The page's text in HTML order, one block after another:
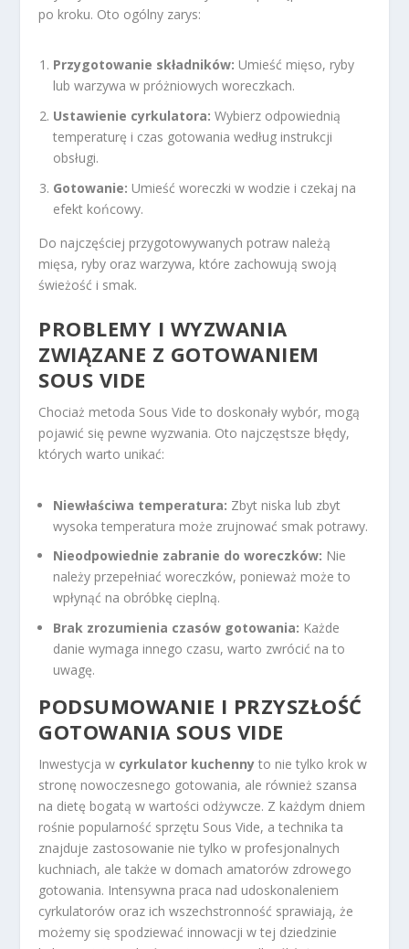
po kroku. Oto ogólny zarys:
Przygotowanie składników: Umieść mięso, ryby
lub warzywa w próżniowych woreczkach.
Ustawienie cyrkulatora: Wybierz odpowiednią
temperaturę i czas gotowania według instrukcji
obsługi.
Gotowanie: Umieść woreczki w wodzie i czekaj na
efekt końcowy.
Do najczęściej przygotowywanych potraw należą
mięsa, ryby oraz warzywa, które zachowują swoją
świeżość i smak.
PROBLEMY I WYZWANIA
ZWIĄZANE Z GOTOWANIEM
SOUS VIDE
Chociaż metoda Sous Vide to doskonały wybór, mogą
pojawić się pewne wyzwania. Oto najczęstsze błędy,
których warto unikać:
Niewłaściwa temperatura: Zbyt niska lub zbyt
wysoka temperatura może zrujnować smak potrawy.
Nieodpowiednie zabranie do woreczków: Nie
należy przepełniać woreczków, ponieważ może to
wpłynąć na obróbkę cieplną.
Brak zrozumienia czasów gotowania: Każde
danie wymaga innego czasu, warto zwrócić na to
uwagę.
PODSUMOWANIE I PRZYSZŁOŚĆ
GOTOWANIA SOUS VIDE
Inwestycja w cyrkulator kuchenny to nie tylko krok w
stronę nowoczesnego gotowania, ale również szansa
na dietę bogatą w wartości odżywcze. Z każdym dniem
rośnie popularność sprzętu Sous Vide, a technika ta
znajduje zastosowanie nie tylko w profesjonalnych
kuchniach, ale także w domach amatorów zdrowego
gotowania. Intensywna praca nad udoskonaleniem
cyrkulatorów oraz ich wszechstronność sprawiają, że
możemy się spodziewać innowacji w tej dziedzinie